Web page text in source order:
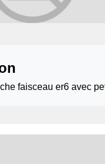
faisceau er6 avec